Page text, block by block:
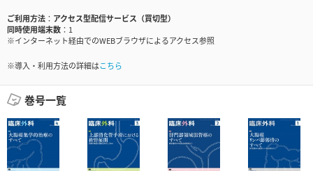
ご利用方法
アクセス型配信サービス（買切型）
同時使用端末数
1
※インターネット経由でのWEBブラウザによるアクセス参照
※導入・利用方法の詳細はこちら
巻号一覧